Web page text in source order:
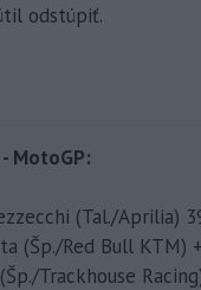
odstúpiť.
MotoGP:
(Tal./Aprilia)
(Šp./Red Bull KTM)
Trackhouse